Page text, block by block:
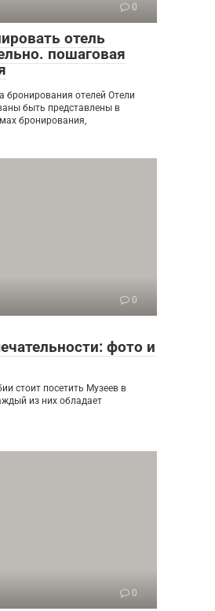
0
отель
пошаговая
бронирования отелей Отели
быть представлены в
бронирования,
0
фото и
стоит посетить Музеев в
из них обладает
0